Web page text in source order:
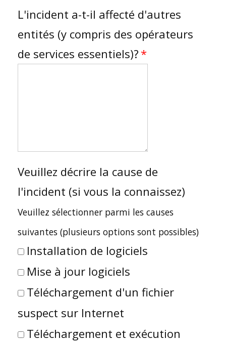
L'incident a-t-il affecté d'autres
entités (y compris des opérateurs
de services essentiels)?
Veuillez décrire la cause de
l'incident (si vous la connaissez)
Veuillez sélectionner parmi les causes
suivantes (plusieurs options sont possibles)
Installation de logiciels
Mise à jour logiciels
Téléchargement d'un fichier
suspect sur Internet
Téléchargement et exécution